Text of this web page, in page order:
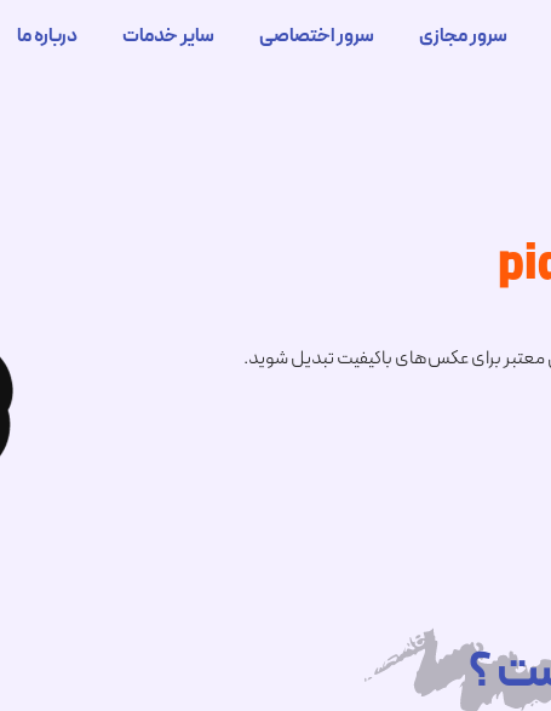
سرور مجازی سرور اختصاصی سایر خدمات درباره ما